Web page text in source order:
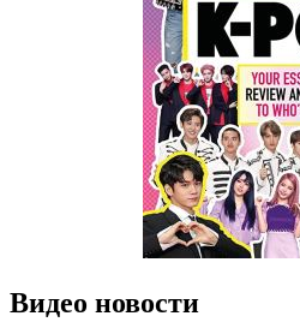
Видео новости